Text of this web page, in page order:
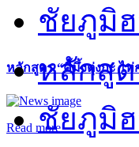
หลักสูตร “คี้มึ้งตุ่งกะ ไท่
Read more
ชัยภูมิ
หลักสูต
ชัยภูมิฮ